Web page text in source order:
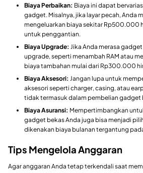
Biaya Perbaikan: Biaya ini dapat
gadget. Misalnya, jika layar pecah, Anda
mengeluarkan biaya sekitar Rp500.000
untuk penggantian.
Biaya Upgrade: Jika Anda merasa
upgrade, seperti menambah RAM atau
biaya tambahan mulai dari Rp300.000
Biaya Aksesori: Jangan lupa untuk
aksesori seperti charger, casing, atau
tidak termasuk dalam pembelian gadget
Biaya Asuransi: Mempertimbangkan
gadget bekas Anda juga bisa menjadi
dikenakan biaya bulanan tergantung
Tips Mengelola Anggaran
Agar anggaran Anda tetap terkendali saat